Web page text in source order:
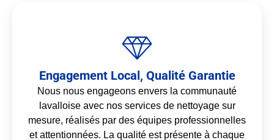
Engagement Local, Qualité Garantie
Nous nous engageons envers la communauté
lavalloise avec nos services de nettoyage sur
mesure, réalisés par des équipes professionnelles
et attentionnées. La qualité est présente à chaque